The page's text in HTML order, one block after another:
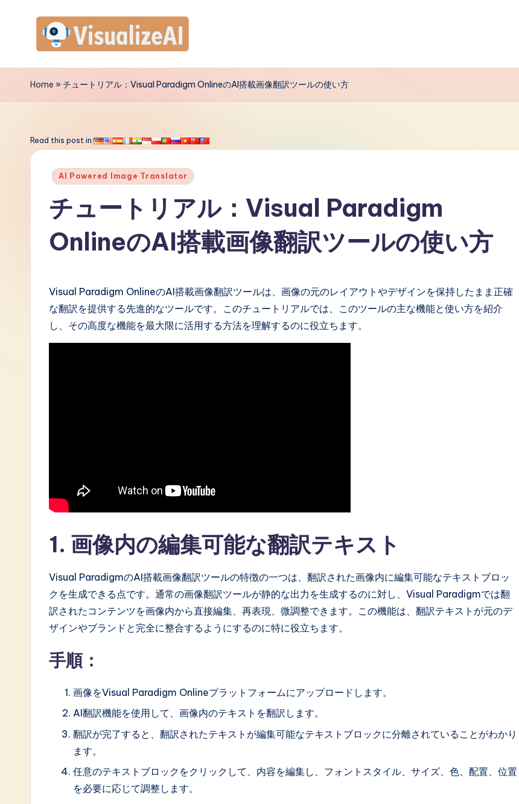
contentV
is
a
Home »チュートリアル：Visual Paradigm OnlineのAI搭載画像翻訳ツールの使い方
Read this post in:
Posted
AI Powered Image Translator
チュートリアル：Visual Paradigm
OnlineのAI搭載画像翻訳ツールの使い方
Visual Paradigm OnlineのAI搭載画像翻訳ツールは、画像の元のレイアウトやデザインを保持したまま正確
な翻訳を提供する先進的なツールです。このチュートリアルでは、このツールの主な機能と使い方を紹介
し、その高度な機能を最大限に活用する方法を理解するのに役立ちます。
1. 画像内の編集可能な翻訳テキスト
Visual ParadigmのAI搭載画像翻訳ツールの特徴の一つは、翻訳された画像内に編集可能なテキストブロッ
クを生成できる点です。通常の画像翻訳ツールが静的な出力を生成するのに対し、Visual Paradigmでは翻
訳されたコンテンツを画像内から直接編集、再表現、微調整できます。この機能は、翻訳テキストが元のデ
ザインやブランドと完全に整合するようにするのに特に役立ちます。
手順：
画像をVisual Paradigm Onlineプラットフォームにアップロードします。
AI翻訳機能を使用して、画像内のテキストを翻訳します。
翻訳が完了すると、翻訳されたテキストが編集可能なテキストブロックに分離されていることがわかり
ます。
任意のテキストブロックをクリックして、内容を編集し、フォントスタイル、サイズ、色、配置、位置
を必要に応じて調整します。